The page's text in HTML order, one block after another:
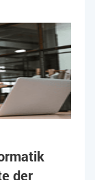
der